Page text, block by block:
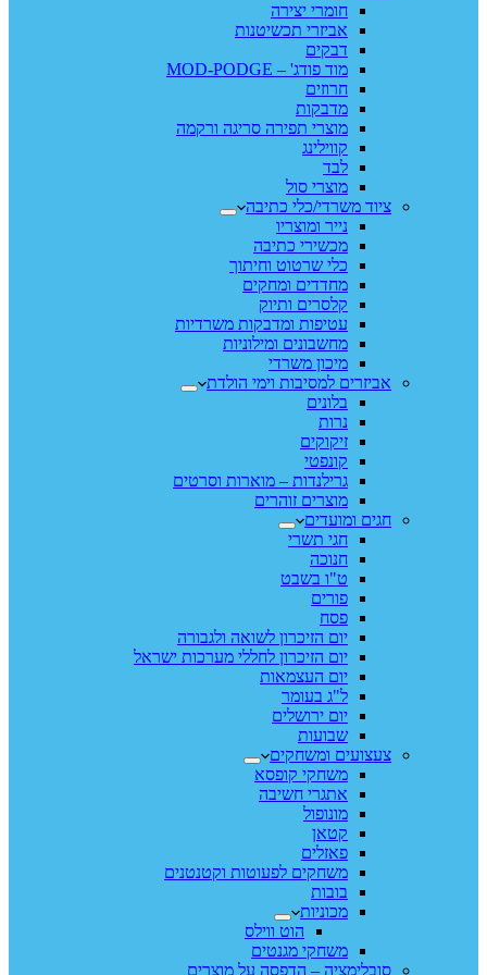
חומרי יצירה
אביזרי תכשיטנות
דבקים
מוד פודג' – MOD-PODGE
חרוזים
מדבקות
מוצרי תפירה סריגה ורקמה
קווילינג
לבד
מוצרי סול
ציוד משרדי/כלי כתיבה
נייר ומוצריו
מכשירי כתיבה
כלי שרטוט וחיתוך
מחדדים ומחקים
קלסרים ותיוק
עטיפות ומדבקות משרדיות
מחשבונים ומילוניות
מיכון משרדי
אביזרים למסיבות וימי הולדת
בלונים
נרות
זיקוקים
קונפטי
גרילנדות – מוארות וסרטים
מוצרים זוהרים
חגים ומועדים
חגי תשרי
חנוכה
ט"ו בשבט
פורים
פסח
יום הזיכרון לשואה ולגבורה
יום הזיכרון לחללי מערכות ישראל
יום העצמאות
ל"ג בעומר
יום ירושלים
שבועות
צעצועים ומשחקים
משחקי קופסא
אתגרי חשיבה
מונופול
קטאן
פאזלים
משחקים לפעוטות וקטנטנים
בובות
מכוניות
הוט ווילס
משחקי מגנטים
סובלימציה – הדפסה על מוצרים